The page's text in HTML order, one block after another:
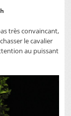
très convaincant,
le cavalier
au puissant